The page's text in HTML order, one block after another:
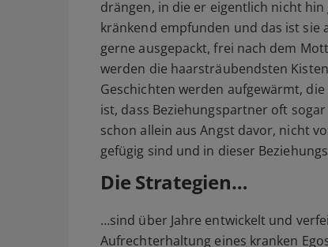
drängen, in die er eigentlich nicht
kränkend empfunden und das ist sie
gerne ausgepackt, frei nach dem
werden die haarsträubendsten
Geschichten werden aufgewärmt,
ist, dass Beziehungspartner oft
schon allein aus Angst davor, nicht
gefügig sind und in dieser
Die Strategien…
…sind über Jahre entwickelt und
Aufrechterhaltung eines kranken